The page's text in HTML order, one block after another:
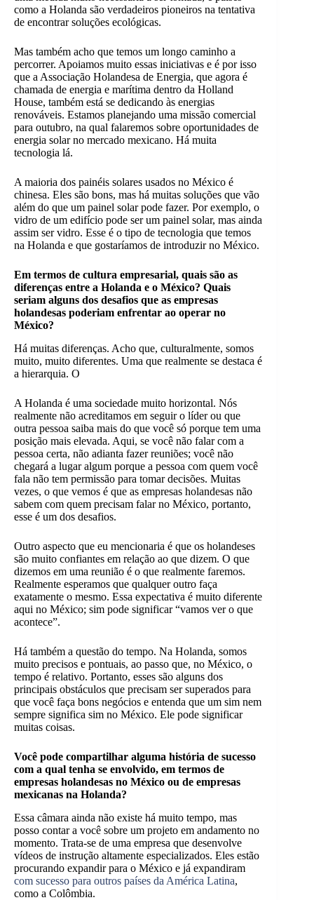
como a Holanda são verdadeiros pioneiros na tentativa
de encontrar soluções ecológicas.
Mas também acho que temos um longo caminho a
percorrer. Apoiamos muito essas iniciativas e é por isso
que a Associação Holandesa de Energia, que agora é
chamada de energia e marítima dentro da Holland
House, também está se dedicando às energias
renováveis. Estamos planejando uma missão comercial
para outubro, na qual falaremos sobre oportunidades de
energia solar no mercado mexicano. Há muita
tecnologia lá.
A maioria dos painéis solares usados no México é
chinesa. Eles são bons, mas há muitas soluções que vão
além do que um painel solar pode fazer. Por exemplo, o
vidro de um edifício pode ser um painel solar, mas ainda
assim ser vidro. Esse é o tipo de tecnologia que temos
na Holanda e que gostaríamos de introduzir no México.
Em termos de cultura empresarial, quais são as
diferenças entre a Holanda e o México? Quais
seriam alguns dos desafios que as empresas
holandesas poderiam enfrentar ao operar no
México?
Há muitas diferenças. Acho que, culturalmente, somos
muito, muito diferentes. Uma que realmente se destaca é
a hierarquia. O
A Holanda é uma sociedade muito horizontal. Nós
realmente não acreditamos em seguir o líder ou que
outra pessoa saiba mais do que você só porque tem uma
posição mais elevada. Aqui, se você não falar com a
pessoa certa, não adianta fazer reuniões; você não
chegará a lugar algum porque a pessoa com quem você
fala não tem permissão para tomar decisões. Muitas
vezes, o que vemos é que as empresas holandesas não
sabem com quem precisam falar no México, portanto,
esse é um dos desafios.
Outro aspecto que eu mencionaria é que os holandeses
são muito confiantes em relação ao que dizem. O que
dizemos em uma reunião é o que realmente faremos.
Realmente esperamos que qualquer outro faça
exatamente o mesmo. Essa expectativa é muito diferente
aqui no México; sim pode significar “vamos ver o que
acontece”.
Há também a questão do tempo. Na Holanda, somos
muito precisos e pontuais, ao passo que, no México, o
tempo é relativo. Portanto, esses são alguns dos
principais obstáculos que precisam ser superados para
que você faça bons negócios e entenda que um sim nem
sempre significa sim no México. Ele pode significar
muitas coisas.
Você pode compartilhar alguma história de sucesso
com a qual tenha se envolvido, em termos de
empresas holandesas no México ou de empresas
mexicanas na Holanda?
Essa câmara ainda não existe há muito tempo, mas
posso contar a você sobre um projeto em andamento no
momento. Trata-se de uma empresa que desenvolve
vídeos de instrução altamente especializados. Eles estão
procurando expandir para o México e já expandiram
com sucesso para outros países da América Latina,
como a Colômbia.